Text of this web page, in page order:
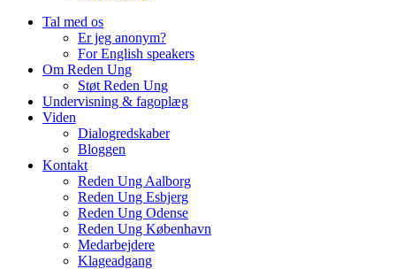
Tal med os
Er jeg anonym?
For English speakers
Om Reden Ung
Støt Reden Ung
Undervisning & fagoplæg
Viden
Dialogredskaber
Bloggen
Kontakt
Reden Ung Aalborg
Reden Ung Esbjerg
Reden Ung Odense
Reden Ung København
Medarbejdere
Klageadgang